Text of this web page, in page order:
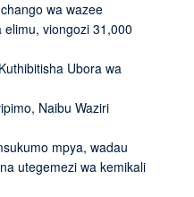
wa wazee
viongozi 31,000
Ubora wa
Naibu Waziri
mpya, wadau
utegemezi wa kemikali